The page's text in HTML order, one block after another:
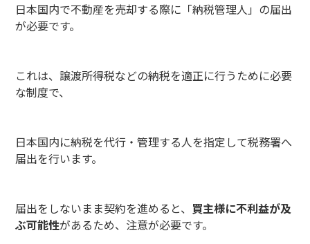
日本国内で不動産を売却する際に「納税管理人」の届出
が必要です。
これは、譲渡所得税などの納税を適正に行うために必要
な制度で、
日本国内に納税を代行・管理する人を指定して税務署へ
届出を行います。
届出をしないまま契約を進めると、 買主様に不利益が及
ぶ可能性があるため、注意が必要です。